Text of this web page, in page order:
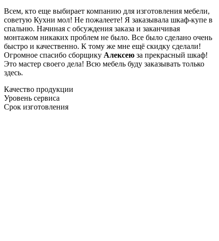
Всем, кто еще выбирает компанию для изготовления мебели,
советую Кухни мол! Не пожалеете! Я заказывала шкаф-купе в
спальню. Начиная с обсуждения заказа и заканчивая
монтажом никаких проблем не было. Все было сделано очень
быстро и качественно. К тому же мне ещё скидку сделали!
Огромное спасибо сборщику Алексею за прекрасный шкаф!
Это мастер своего дела! Всю мебель буду заказывать только
здесь.
Качество продукции
Уровень сервиса
Срок изготовления